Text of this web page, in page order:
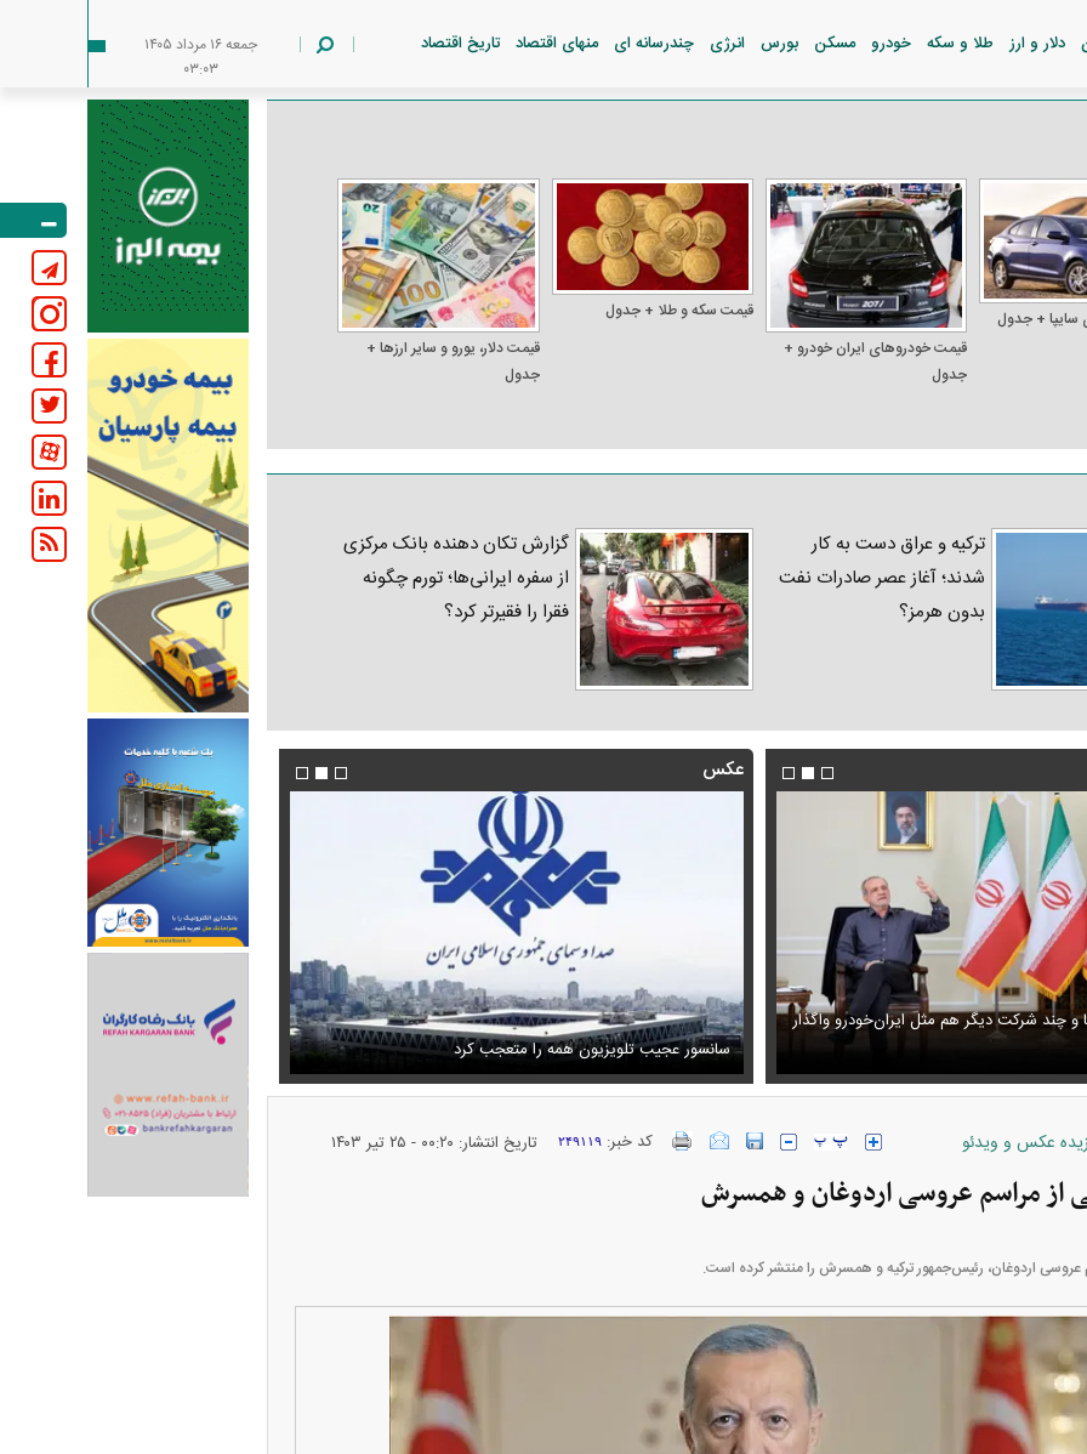
دلار و ارز طلا و سکه خودرو مسکن بورس انرژی چندرسانه ای منهای اقتصاد تاریخ اقتصاد
جمعه ۱۶ مرداد ۱۴۰۵
۰۳:۰۳
+ جدول
قیمت خودرو‌های ایران خودرو +
جدول
قیمت سکه و طلا + جدول
قیمت دلار، یورو و سایر ارز‌ها +
جدول
ترکیه و عراق دست به کار
شدند؛ آغاز عصر صادرات نفت
بدون هرمز؟
گزارش تکان‌ دهنده بانک مرکزی
از سفره ایرانی‌ها؛ تورم چگونه
فقرا را فقیرتر کرد؟
و چند شرکت دیگر هم مثل ایران‌خودرو واگذار
حمله خلبانان ایرانی به پایگاه آمریکا بدون GPS
فیلم/ پزشکیان: اگر ارز ترجیحی را حذف
پیش می‌آمد
عکس
نوه ناصرالدین شاه در لباس دامادی سانسور عجیب تلویزیون همه را متعجب کرد استایل جدید صابر ابر در فضای مجازی
عکس و ویدئو کد خبر:۲۴۹۱۱۹ تاریخ انتشار: ۰۰:۲۰ - ۲۵ تير ۱۴۰۳
مراسم عروسی اردوغان و همسرش
عروسی اردوغان، رئیس‌جمهور ترکیه و همسرش را منتشر کرده است.
+ جدول قیمت خودرو‌های ایران خودرو + جدول